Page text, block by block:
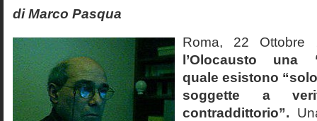
di Marco Pasqua
Roma, 22
l’Olocausto una
quale esistono
soggette a
contraddittorio”.